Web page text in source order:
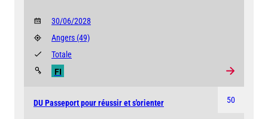
30/06/2028
Angers (49)
FI
Totale
50
DU Passeport pour réussir et s'orienter